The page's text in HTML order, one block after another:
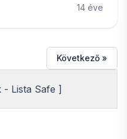
14 éve
Következő »
- Lista Safe ]